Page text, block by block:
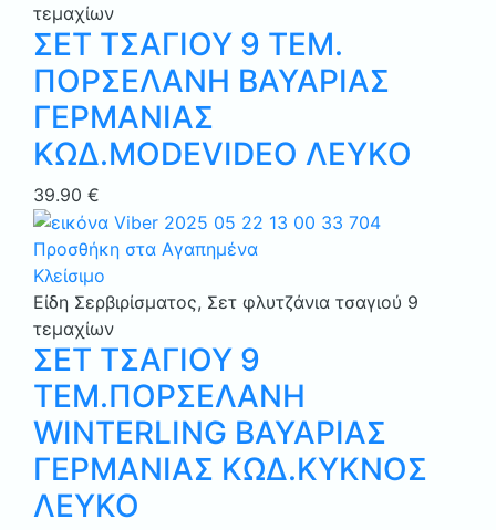
τεμαχίων
ΣΕΤ ΤΣΑΓΙΟΥ 9 ΤΕΜ.
ΠΟΡΣΕΛΑΝΗ ΒΑΥΑΡΙΑΣ
ΓΕΡΜΑΝΙΑΣ
ΚΩΔ.MODEVIDEO ΛΕΥΚΟ
39.90 €
Προσθήκη στα Αγαπημένα
Κλείσιμο
Είδη Σερβιρίσματος, Σετ φλυτζάνια τσαγιού 9
τεμαχίων
ΣΕΤ ΤΣΑΓΙΟΥ 9
ΤΕΜ.ΠΟΡΣΕΛΑΝΗ
WINTERLING ΒΑΥΑΡΙΑΣ
ΓΕΡΜΑΝΙΑΣ ΚΩΔ.ΚΥΚΝΟΣ
ΛΕΥΚΟ